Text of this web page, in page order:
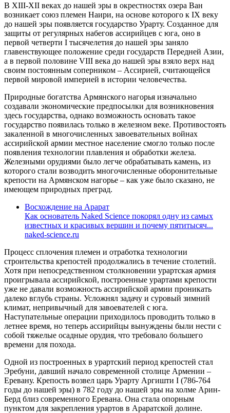
В XIII-XII веках до нашей эры в окрестностях озера Ван
возникает союз племен Наири, на основе которого к IX веку
до нашей эры появляется государство Урарту. Созданное для
защиты от регулярных набегов ассирийцев с юга, оно в
первой четверти I тысячелетия до нашей эры заняло
главенствующее положение среди государств Передней Азии,
а в первой половине VIII века до нашей эры взяло верх над
своим постоянным соперником – Ассирией, считающейся
первой мировой империей в истории человечества.
Природные богатства Армянского нагорья изначально
создавали экономические предпосылки для возникновения
здесь государства, однако возможность основать такое
государство появилась только в железном веке. Противостоять
закаленной в многочисленных завоевательных войнах
ассирийской армии местное население смогло только после
появления технологии плавления и обработки железа.
Железными орудиями было легче обрабатывать камень, из
которого стали возводить многочисленные оборонительные
крепости на Армянском нагорье – как уже было сказано, не
имеющем природных преград.
Восхождение на Арарат
Как основатель Naked Science покорял одну из самых
известных и красивых вершин и почему пятитысяч...
naked-science.ru
Процесс сплочения племен и отработка технологии
строительства крепостей продолжались в течение столетий.
Хотя при непосредственном столкновении урартская армия
проигрывала ассирийской, построенные урартами крепости
уже не давали возможность ассирийской армии проникать
далеко вглубь страны. Усложнял задачу и суровый зимний
климат, непривычный для завоевателей с юга.
Наступательные операции приходилось проводить только в
летнее время, но теперь ассирийцы вынуждены были нести с
собой тяжелые осадные орудия, что требовало большего
времени для похода.
Одной из построенных в урартский период крепостей стал
Эребуни, давший начало современной столице Армении –
Еревану. Крепость возвел царь Урарту Аргишти I (786-764
годы до нашей эры) в 782 году до нашей эры на холме Арин-
Берд близ современного Еревана. Она стала опорным
пунктом для закрепления урартов в Араратской долине.